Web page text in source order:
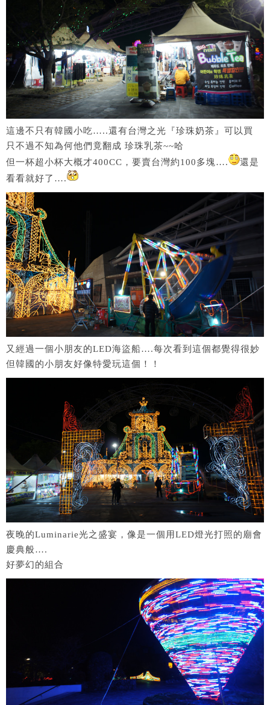
這邊不只有韓國小吃…..還有台灣之光『珍珠奶茶』可以買
只不過不知為何他們竟翻成 珍珠乳茶~~哈
但一杯超小杯大概才400CC，要賣台灣約100多塊….
還是
看看就好了….
又經過一個小朋友的LED海盜船….每次看到這個都覺得很妙
但韓國的小朋友好像特愛玩這個！！
夜晚的Luminarie光之盛宴，像是一個用LED燈光打照的廟會
慶典般….
好夢幻的組合